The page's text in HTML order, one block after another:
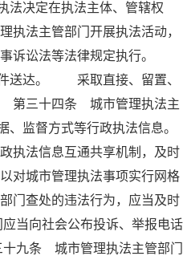
法决定在执法主体、管辖权
法主管部门开展执法活动，
事诉讼法等法律规定执行。
件送达。 采取直接、留置、
第三十四条 城市管理执法主
监督方式等行政执法信息。
法信息互通共享机制，及时
城市管理执法事项实行网格
查处的违法行为，应当及时
向社会公布投诉、举报电话
条 城市管理执法主管部门